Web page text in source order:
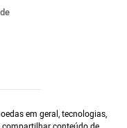
em geral, tecnologias,